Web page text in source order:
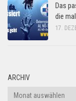
Das
die
17.
ARCHIV
Archiv